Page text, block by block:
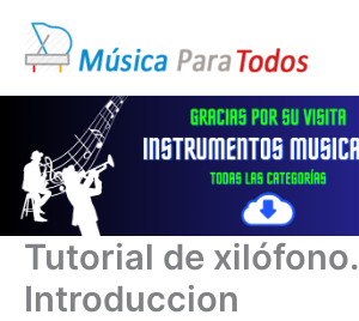
contenido
Tutorial de xilófono.
Introduccion